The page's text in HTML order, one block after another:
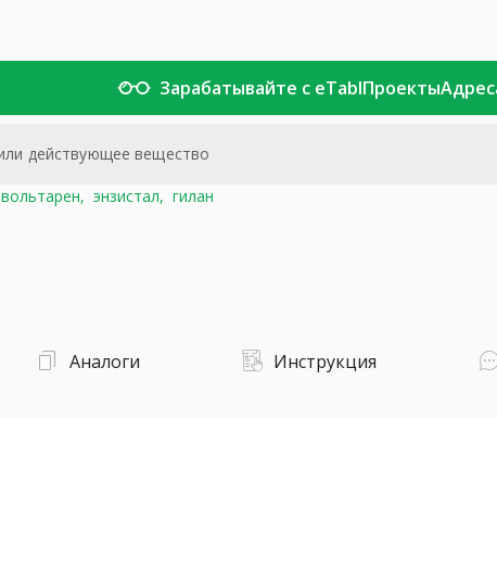
Зарабатывайте с eTablПроекты
вольтарен, энзистал, гилан
Аналоги Инструкция